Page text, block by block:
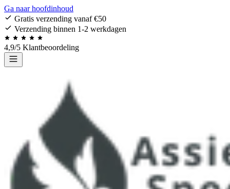
Ga naar hoofdinhoud
Gratis verzending vanaf €50
Verzending binnen 1-2 werkdagen
4,9/5 Klantbeoordeling